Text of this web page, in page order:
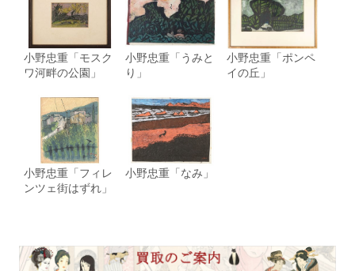
小野忠重「モスク
ワ河畔の公園」
小野忠重「うみと
り」
小野忠重「ポンペ
イの丘」
小野忠重「フィレ
ンツェ街はずれ」
小野忠重「なみ」